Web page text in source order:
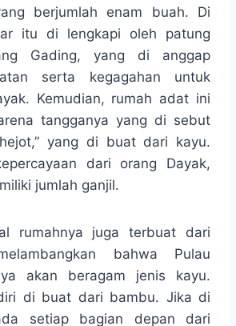
berjumlah enam buah. Di
itu di lengkapi oleh patung
Gading, yang di anggap
serta kegagahan untuk
Kemudian, rumah adat ini
tangganya yang di sebut
yang di buat dari kayu.
dari orang Dayak,
jumlah ganjil.
rumahnya juga terbuat dari
bahwa Pulau
akan beragam jenis kayu.
di buat dari bambu. Jika di
setiap bagian depan dari